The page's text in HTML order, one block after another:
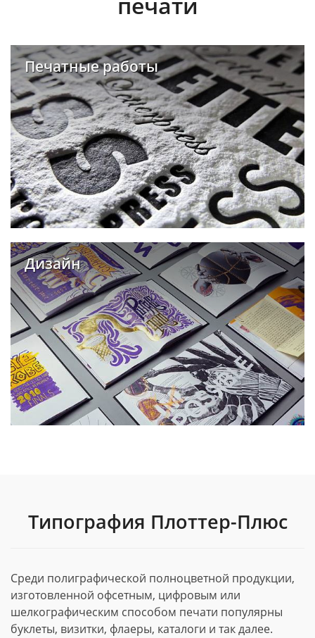
Печатные работы
Дизайн
Типография Плоттер-Плюс
Среди полиграфической полноцветной продукции,
изготовленной офсетным, цифровым или
шелкографическим способом печати популярны
буклеты, визитки, флаеры, каталоги и так далее.